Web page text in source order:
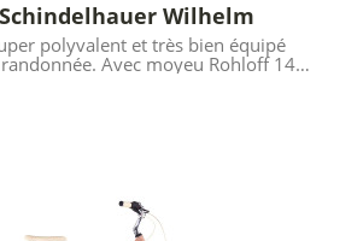
Wilhelm
polyvalent et très bien équipé
Avec moyeu Rohloff 14